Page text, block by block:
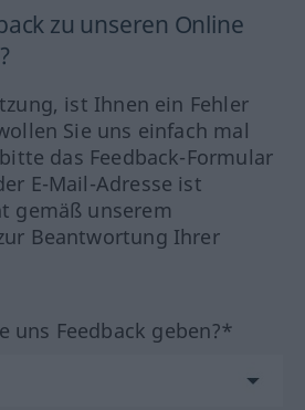
zu unseren Online
ist Ihnen ein Fehler
Sie uns einfach mal
das Feedback-Formular
E-Mail-Adresse ist
gemäß unserem
Beantwortung Ihrer
uns Feedback geben?*